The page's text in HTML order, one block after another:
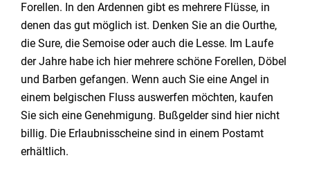
Forellen. In den Ardennen gibt es mehrere Flüsse, in
denen das gut möglich ist. Denken Sie an die Ourthe,
die Sure, die Semoise oder auch die Lesse. Im Laufe
der Jahre habe ich hier mehrere schöne Forellen, Döbel
und Barben gefangen. Wenn auch Sie eine Angel in
einem belgischen Fluss auswerfen möchten, kaufen
Sie sich eine Genehmigung. Bußgelder sind hier nicht
billig. Die Erlaubnisscheine sind in einem Postamt
erhältlich.